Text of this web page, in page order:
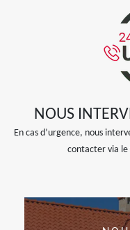
NOUS
En cas d’urgence, nous
contacter via le